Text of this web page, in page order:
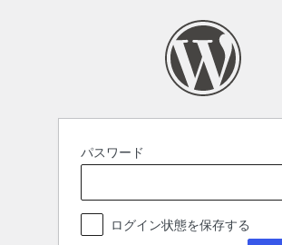
パスワード
ログイン状態を保存する